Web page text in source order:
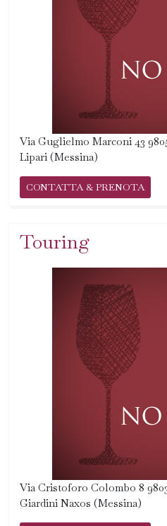
Via Guglielmo Marconi 43
Lipari (Messina)
CONTATTA & PRENOTA
Touring
Via Cristoforo Colombo 8
Giardini Naxos (Messina)